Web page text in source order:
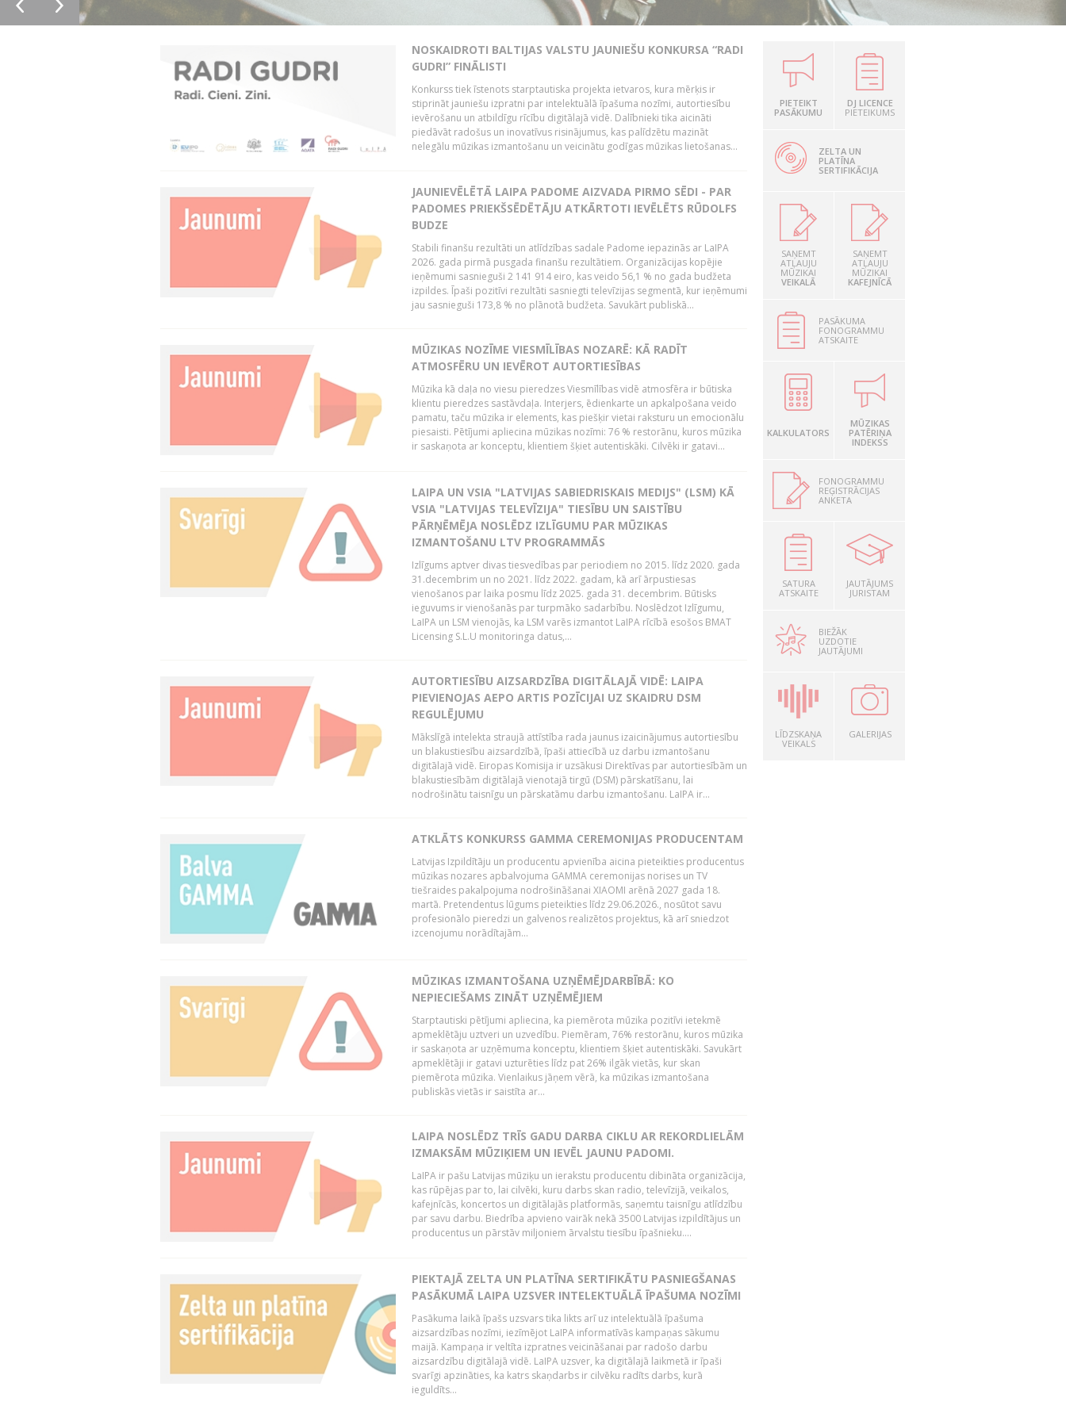
NOSKAIDROTI BALTIJAS VALSTU JAUNIEŠU KONKURSA “RADI
GUDRI” FINĀLISTI
Konkurss tiek īstenots starptautiska projekta ietvaros, kura mērķis ir
stiprināt jauniešu izpratni par intelektuālā īpašuma nozīmi, autortiesību
ievērošanu un atbildīgu rīcību digitālajā vidē. Dalībnieki tika aicināti
piedāvāt radošus un inovatīvus risinājumus, kas palīdzētu mazināt
nelegālu mūzikas izmantošanu un veicinātu godīgas mūzikas lietošanas...
JAUNIEVĒLĒTĀ LAIPA PADOME AIZVADA PIRMO SĒDI - PAR
PADOMES PRIEKŠSĒDĒTĀJU ATKĀRTOTI IEVĒLĒTS RŪDOLFS
BUDZE
Stabili finanšu rezultāti un atlīdzības sadale Padome iepazinās ar LaIPA
2026. gada pirmā pusgada finanšu rezultātiem. Organizācijas kopējie
ieņēmumi sasnieguši 2 141 914 eiro, kas veido 56,1 % no gada budžeta
izpildes. Īpaši pozitīvi rezultāti sasniegti televīzijas segmentā, kur ieņēmumi
jau sasnieguši 173,8 % no plānotā budžeta. Savukārt publiskā...
MŪZIKAS NOZĪME VIESMĪLĪBAS NOZARĒ: KĀ RADĪT
ATMOSFĒRU UN IEVĒROT AUTORTIESĪBAS
Mūzika kā daļa no viesu pieredzes Viesmīlības vidē atmosfēra ir būtiska
klientu pieredzes sastāvdaļa. Interjers, ēdienkarte un apkalpošana veido
pamatu, taču mūzika ir elements, kas piešķir vietai raksturu un emocionālu
piesaisti. Pētījumi apliecina mūzikas nozīmi: 76 % restorānu, kuros mūzika
ir saskaņota ar konceptu, klientiem šķiet autentiskāki. Cilvēki ir gatavi...
LAIPA UN VSIA "LATVIJAS SABIEDRISKAIS MEDIJS" (LSM) KĀ
VSIA "LATVIJAS TELEVĪZIJA" TIESĪBU UN SAISTĪBU
PĀRŅĒMĒJA NOSLĒDZ IZLĪGUMU PAR MŪZIKAS
IZMANTOŠANU LTV PROGRAMMĀS
Izlīgums aptver divas tiesvedības par periodiem no 2015. līdz 2020. gada
31.decembrim un no 2021. līdz 2022. gadam, kā arī ārpustiesas
vienošanos par laika posmu līdz 2025. gada 31. decembrim. Būtisks
ieguvums ir vienošanās par turpmāko sadarbību. Noslēdzot Izlīgumu,
LaIPA un LSM vienojās, ka LSM varēs izmantot LaIPA rīcībā esošos BMAT
Licensing S.L.U monitoringa datus,...
AUTORTIESĪBU AIZSARDZĪBA DIGITĀLAJĀ VIDĒ: LAIPA
PIEVIENOJAS AEPO ARTIS POZĪCIJAI UZ SKAIDRU DSM
REGULĒJUMU
Mākslīgā intelekta straujā attīstība rada jaunus izaicinājumus autortiesību
un blakustiesību aizsardzībā, īpaši attiecībā uz darbu izmantošanu
digitālajā vidē. Eiropas Komisija ir uzsākusi Direktīvas par autortiesībām un
blakustiesībām digitālajā vienotajā tirgū (DSM) pārskatīšanu, lai
nodrošinātu taisnīgu un pārskatāmu darbu izmantošanu. LaIPA ir...
ATKLĀTS KONKURSS GAMMA CEREMONIJAS PRODUCENTAM
Latvijas Izpildītāju un producentu apvienība aicina pieteikties producentus
mūzikas nozares apbalvojuma GAMMA ceremonijas norises un TV
tiešraides pakalpojuma nodrošināšanai XIAOMI arēnā 2027 gada 18.
martā. Pretendentus lūgums pieteikties līdz 29.06.2026., nosūtot savu
profesionālo pieredzi un galvenos realizētos projektus, kā arī sniedzot
izcenojumu norādītajām...
MŪZIKAS IZMANTOŠANA UZŅĒMĒJDARBĪBĀ: KO
NEPIECIEŠAMS ZINĀT UZŅĒMĒJIEM
Starptautiski pētījumi apliecina, ka piemērota mūzika pozitīvi ietekmē
apmeklētāju uztveri un uzvedību. Piemēram, 76% restorānu, kuros mūzika
ir saskaņota ar uzņēmuma konceptu, klientiem šķiet autentiskāki. Savukārt
apmeklētāji ir gatavi uzturēties līdz pat 26% ilgāk vietās, kur skan
piemērota mūzika. Vienlaikus jāņem vērā, ka mūzikas izmantošana
publiskās vietās ir saistīta ar...
LAIPA NOSLĒDZ TRĪS GADU DARBA CIKLU AR REKORDLIELĀM
IZMAKSĀM MŪZIĶIEM UN IEVĒL JAUNU PADOMI.
LaIPA ir pašu Latvijas mūziķu un ierakstu producentu dibināta organizācija,
kas rūpējas par to, lai cilvēki, kuru darbs skan radio, televīzijā, veikalos,
kafejnīcās, koncertos un digitālajās platformās, saņemtu taisnīgu atlīdzību
par savu darbu. Biedrība apvieno vairāk nekā 3500 Latvijas izpildītājus un
producentus un pārstāv miljoniem ārvalstu tiesību īpašnieku....
PIEKTAJĀ ZELTA UN PLATĪNA SERTIFIKĀTU PASNIEGŠANAS
PASĀKUMĀ LAIPA UZSVER INTELEKTUĀLĀ ĪPAŠUMA NOZĪMI
Pasākuma laikā īpašs uzsvars tika likts arī uz intelektuālā īpašuma
aizsardzības nozīmi, iezīmējot LaIPA informatīvās kampaņas sākumu
maijā. Kampaņa ir veltīta izpratnes veicināšanai par radošo darbu
aizsardzību digitālajā vidē. LaIPA uzsver, ka digitālajā laikmetā ir īpaši
svarīgi apzināties, ka katrs skaņdarbs ir cilvēku radīts darbs, kurā
ieguldīts...
PIETEIKT
PASĀKUMU
DJ LICENCE
PIETEIKUMS
ZELTA UN
PLATĪNA
SERTIFIKĀCIJA
SAŅEMT
ATĻAUJU
MŪZIKAI
VEIKALĀ
SAŅEMT
ATĻAUJU
MŪZIKAI
KAFEJNĪCĀ
PASĀKUMA
FONOGRAMMU
ATSKAITE
KALKULATORS
MŪZIKAS
PATĒRIŅA
INDEKSS
FONOGRAMMU
REĢISTRĀCIJAS
ANKETA
SATURA
ATSKAITE
JAUTĀJUMS
JURISTAM
BIEŽĀK
UZDOTIE
JAUTĀJUMI
LĪDZSKAŅA
VEIKALS
GALERIJAS